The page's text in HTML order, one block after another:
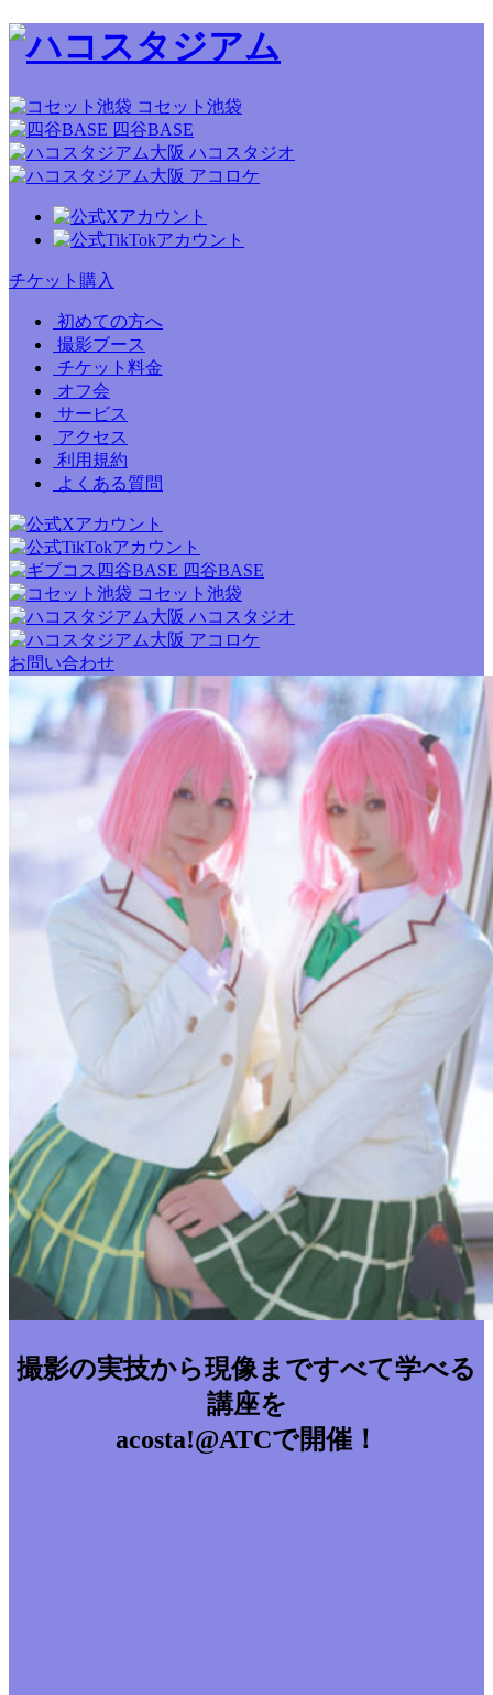
コセット池袋
四谷BASE
ハコスタジオ
アコロケ
チケット購入
初めての方へ
撮影ブース
チケット料金
オフ会
サービス
アクセス
利用規約
よくある質問
四谷BASE
コセット池袋
ハコスタジオ
アコロケ
お問い合わせ
撮影の実技から現像まですべて学べる
講座を
acosta!@ATCで開催！